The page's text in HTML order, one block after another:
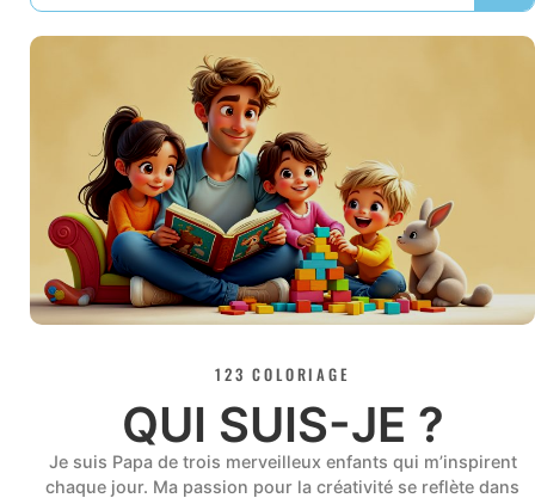
123 COLORIAGE
QUI SUIS-JE ?
Je suis Papa de trois merveilleux enfants qui m’inspirent
chaque jour. Ma passion pour la créativité se reflète dans